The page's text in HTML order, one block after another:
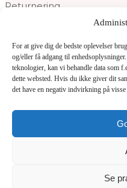
For at give dig de bedste oplevelser
og/eller få adgang til
teknologier, kan vi behandle data som
dette websted. Hvis du ikke giver dit
det have en negativ indvirkning på
Se
Returnering